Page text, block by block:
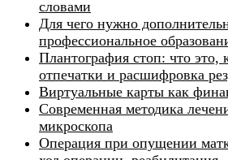
словами
Для чего нужно
профессиональное
Плантография стоп: что это,
отпечатки и расшифровка
Виртуальные карты как
Современная методика
микроскопа
Операция при опущении